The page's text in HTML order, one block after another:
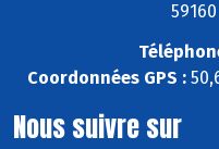
Coordonnées GPS :
Nous suivre sur